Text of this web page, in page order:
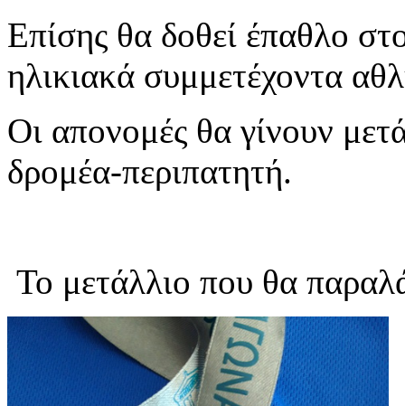
Επίσης θα δοθεί έπαθλο
ηλικιακά συμμετέχοντα
Οι απονομές θα γίνουν
δρομέα-περιπατητή.
Το μετάλλιο που θα